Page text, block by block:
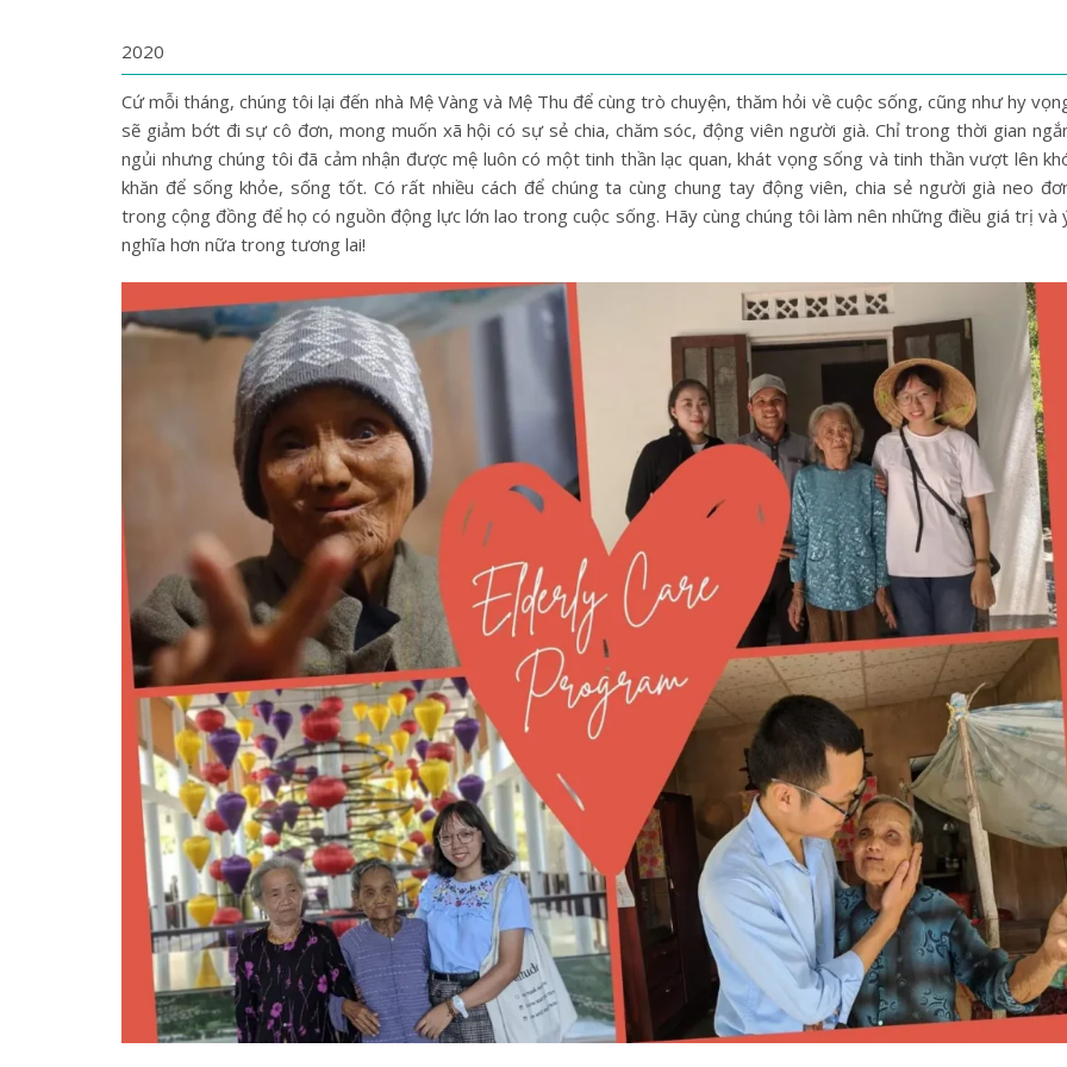
2020
Cứ mỗi tháng, chúng tôi lại đến nhà Mệ Vàng và Mệ Thu để cùng trò chuyện, thăm hỏi về cuộc sống, cũng như hy
sẽ giảm bớt đi sự cô đơn, mong muốn xã hội có sự sẻ chia, chăm sóc, động viên người già. Chỉ trong thời gian
ngủi nhưng chúng tôi đã cảm nhận được mệ luôn có một tinh thần lạc quan, khát vọng sống và tinh thần vượt lên
khăn để sống khỏe, sống tốt. Có rất nhiều cách để chúng ta cùng chung tay động viên, chia sẻ người già neo
trong cộng đồng để họ có nguồn động lực lớn lao trong cuộc sống. Hãy cùng chúng tôi làm nên những điều giá trị và
nghĩa hơn nữa trong tương lai!